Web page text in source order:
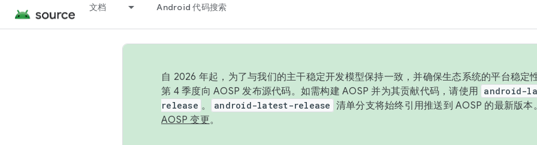
文档 Android 代码搜索
自 2026 年起，为了与我们的主干稳定开发模型保持一致，并确保生态系统的平台稳定
第 4 季度向 AOSP 发布源代码。如需构建 AOSP 并为其贡献代码，请使用 android-
release 。 android-latest-release 清单分支将始终引用推送到 AOSP 的最新版
AOSP 变更。